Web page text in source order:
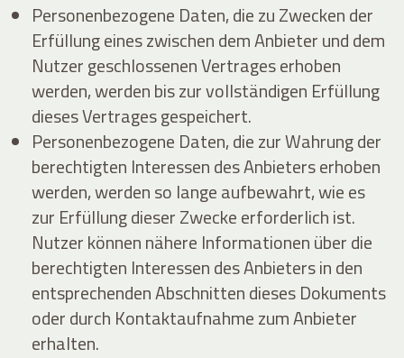
Personenbezogene Daten, die zu Zwecken der
Erfüllung eines zwischen dem Anbieter und dem
Nutzer geschlossenen Vertrages erhoben
werden, werden bis zur vollständigen Erfüllung
dieses Vertrages gespeichert.
Personenbezogene Daten, die zur Wahrung der
berechtigten Interessen des Anbieters erhoben
werden, werden so lange aufbewahrt, wie es
zur Erfüllung dieser Zwecke erforderlich ist.
Nutzer können nähere Informationen über die
berechtigten Interessen des Anbieters in den
entsprechenden Abschnitten dieses Dokuments
oder durch Kontaktaufnahme zum Anbieter
erhalten.